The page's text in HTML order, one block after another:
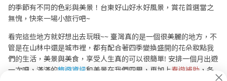
的季節有不同的色彩與美景！台東好山好水好風景，賞花首選當之
無愧，快來一場小旅行吧~
看完這些地方就好想出去玩哦~~ 臺灣真的是一個很美麗的地方，不
管是在山林中還是城市裡，都有配合著四季變換盛開的花朵妝點我
們的生活，美景與美食，享受人生真的可以很簡單! 安排一個月出遊
一次吧，滿滿的旅遊資訊和美景在我們四周，再加上春遊補助 ，各